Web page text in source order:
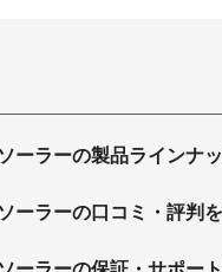
ーラーの製品ラインナ
ーラーの口コミ・評判